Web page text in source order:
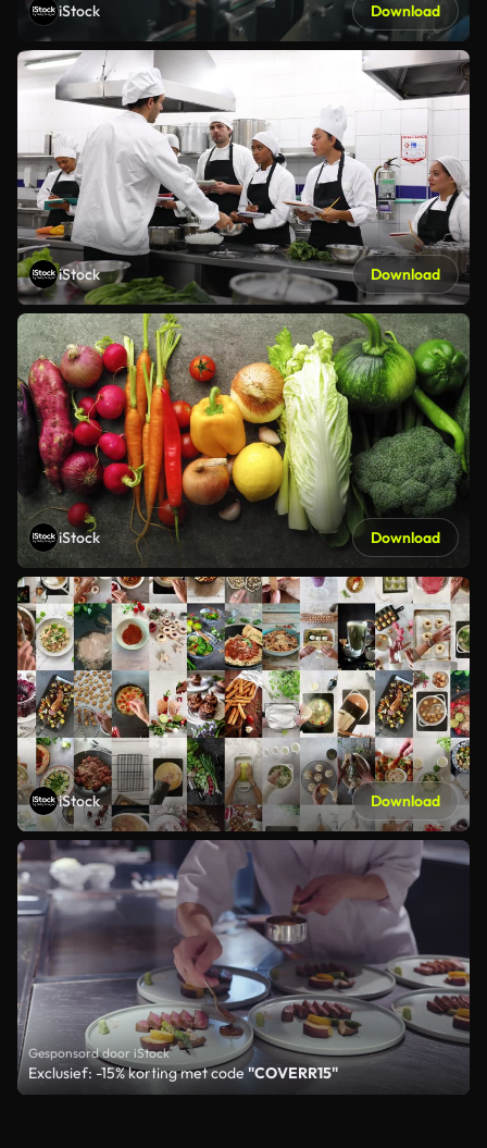
iStock Download
iStock Download
iStock Download
iStock Download
Gesponsord door iStock
Exclusief: -15% korting met code"COVERR15"